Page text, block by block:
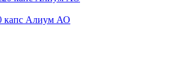
капс Алиум АО